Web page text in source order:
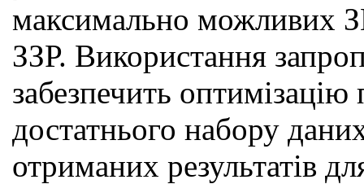
максимально можливих
ЗЗР. Використання
забезпечить
достатнього набору
отриманих результатів